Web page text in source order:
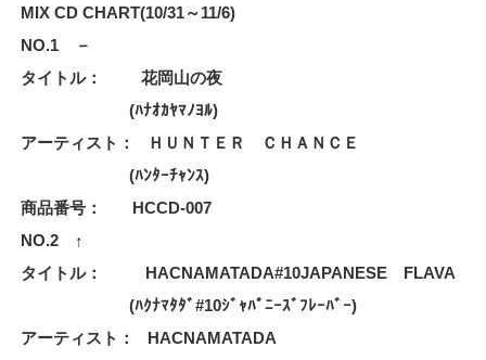
MIX CD CHART(10/31～11/6)
NO.1 －
タイトル： 花岡山の夜
(ﾊﾅｵｶﾔﾏﾉﾖﾙ)
アーティスト： ＨＵＮＴＥＲ ＣＨＡＮＣＥ
(ﾊﾝﾀｰﾁｬﾝｽ)
商品番号： HCCD-007
NO.2 ↑
タイトル： HACNAMATADA#10JAPANESE FLAVA
(ﾊｸﾅﾏﾀﾀﾞ#10ｼﾞｬﾊﾟﾆｰｽﾞﾌﾚｰﾊﾞｰ)
アーティスト： HACNAMATADA